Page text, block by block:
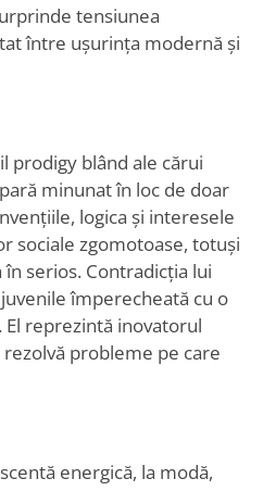
tensiunea
între ușurința modernă și
prodigy blând ale cărui
minunat în loc de doar
logica și interesele
sociale zgomotoase, totuși
în serios. Contradicția lui
împerecheată cu o
reprezintă inovatorul
probleme pe care
energică, la modă,